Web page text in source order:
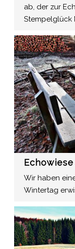
ab, der zur
Stempelglück
Wir haben
Wintertag